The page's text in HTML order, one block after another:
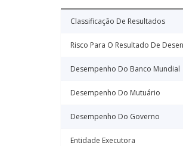
Classificação De Resultados
Risco Para O Resultado De
Desempenho Do Banco Mundial
Desempenho Do Mutuário
Desempenho Do Governo
Entidade Executora